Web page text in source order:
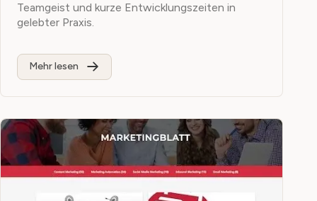
Teamgeist und kurze Entwicklungszeiten in
gelebter Praxis.
Mehr lesen